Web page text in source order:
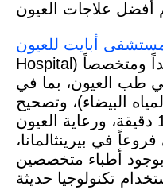
أبايت للعيون
Hospital) في كيرلا، الهند، مركزاً رائداً ومتخصصاً
طب العيون، بما في
البيضاء)، وتصحيح
النظر بالليزر في 15 دقيقة، ورعاية العيون
في بيرينثالمانا،
بوجود أطباء متخصصين